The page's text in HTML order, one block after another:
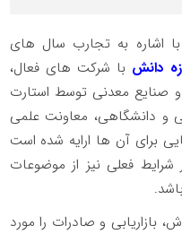
اشاره به تجارب سال های
دانش با شرکت های فعال،
صنایع معدنی توسط استارت
و دانشگاهی، معاونت علمی
برای آن ها ارایه شده است
فعلی نیز از موضوعات
بازاریابی و صادرات را مورد